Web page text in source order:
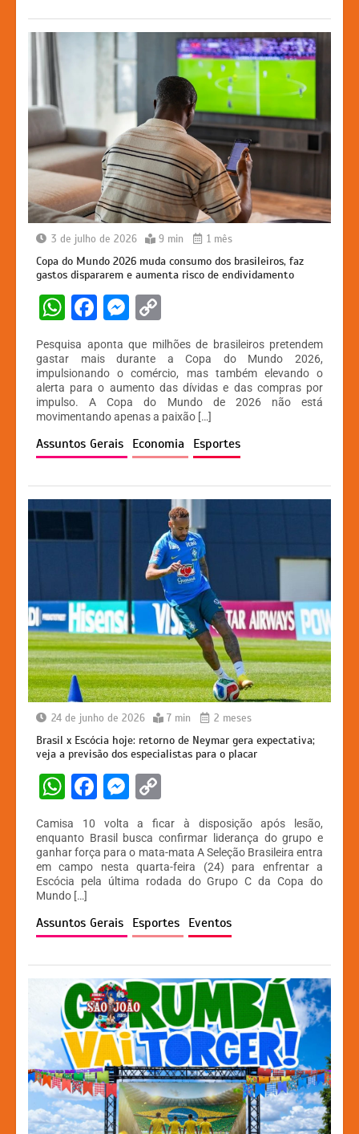
k
er
3 de julho de 2026 9 min 1 mês
Copa do Mundo 2026 muda consumo dos brasileiros, faz
gastos dispararem e aumenta risco de endividamento
W
h
at
s
A
p
p
F
c
e
b
o
o
k
M
s
s
e
n
g
er
o
p
y
Li
n
k
Pesquisa aponta que milhões de brasileiros pretendem
gastar mais durante a Copa do Mundo 2026,
impulsionando o comércio, mas também elevando o
alerta para o aumento das dívidas e das compras por
impulso. A Copa do Mundo de 2026 não está
movimentando apenas a paixão […]
Assuntos Gerais Economia Esportes
24 de junho de 2026 7 min 2 meses
Brasil x Escócia hoje: retorno de Neymar gera expectativa;
veja a previsão dos especialistas para o placar
W
at
s
A
p
p
F
c
e
b
o
o
k
M
s
s
e
n
g
er
p
y
Li
n
k
Camisa 10 volta a ficar à disposição após lesão,
enquanto Brasil busca confirmar liderança do grupo e
ganhar força para o mata-mata A Seleção Brasileira entra
em campo nesta quarta-feira (24) para enfrentar a
Escócia pela última rodada do Grupo C da Copa do
Mundo […]
Assuntos Gerais Esportes Eventos